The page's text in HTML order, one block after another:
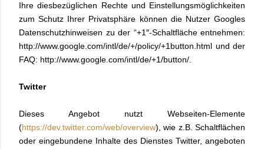
Ihre diesbezüglichen Rechte und Einstellungsmöglichkeiten
zum Schutz Ihrer Privatsphäre können die Nutzer Googles
Datenschutzhinweisen zu der “+1″-Schaltfläche entnehmen:
http://www.google.com/intl/de/+/policy/+1button.html und der
FAQ: http://www.google.com/intl/de/+1/button/.
Twitter
Dieses Angebot nutzt Webseiten-Elemente
(https://dev.twitter.com/web/overview), wie z.B. Schaltflächen
oder eingebundene Inhalte des Dienstes Twitter, angeboten